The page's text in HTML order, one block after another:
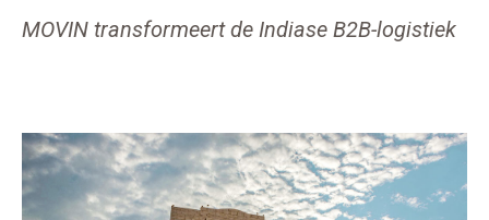
MOVIN transformeert de Indiase B2B-logistiek